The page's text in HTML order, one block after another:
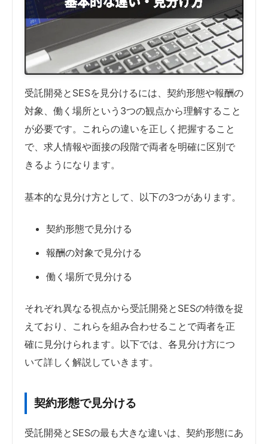
受託開発とSESを見分けるには、契約形態や報酬の
対象、働く場所という3つの観点から理解すること
が必要です。これらの違いを正しく把握すること
で、求人情報や面接の段階で両者を明確に区別で
きるようになります。
基本的な見分け方として、以下の3つがあります。
契約形態で見分ける
報酬の対象で見分ける
働く場所で見分ける
それぞれ異なる視点から受託開発とSESの特徴を捉
えており、これらを組み合わせることで両者を正
確に見分けられます。以下では、各見分け方につ
いて詳しく解説していきます。
契約形態で見分ける
受託開発とSESの最も大きな違いは、契約形態にあ